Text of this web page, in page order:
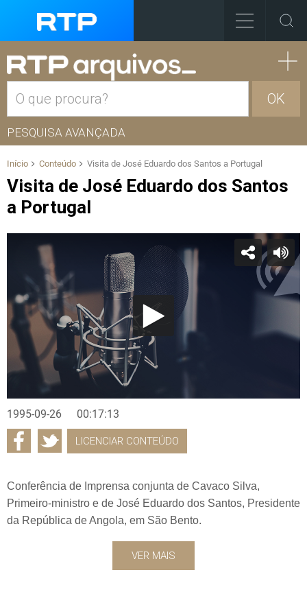
OK
PESQUISA AVANÇADA
Início Conteúdo Visita de José Eduardo dos Santos a Portugal
Visita de José Eduardo dos Santos
a Portugal
1995-09-26 00:17:13
LICENCIAR CONTEÚDO
Conferência de Imprensa conjunta de Cavaco Silva,
Primeiro-ministro e de José Eduardo dos Santos, Presidente
da República de Angola, em São Bento.
VER MAIS